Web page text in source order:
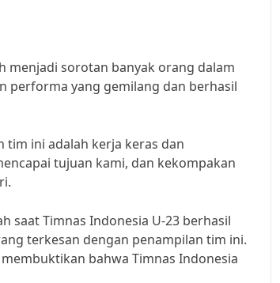
menjadi sorotan banyak orang dalam
performa yang gemilang dan berhasil
tim ini adalah kerja keras dan
tujuan kami, dan kekompakan
saat Timnas Indonesia U-23 berhasil
terkesan dengan penampilan tim ini.
bahwa Timnas Indonesia